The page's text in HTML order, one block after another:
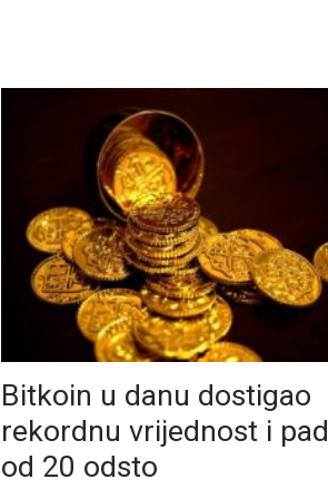
Bitkoin u danu dostigao
rekordnu vrijednost i pad
od 20 odsto